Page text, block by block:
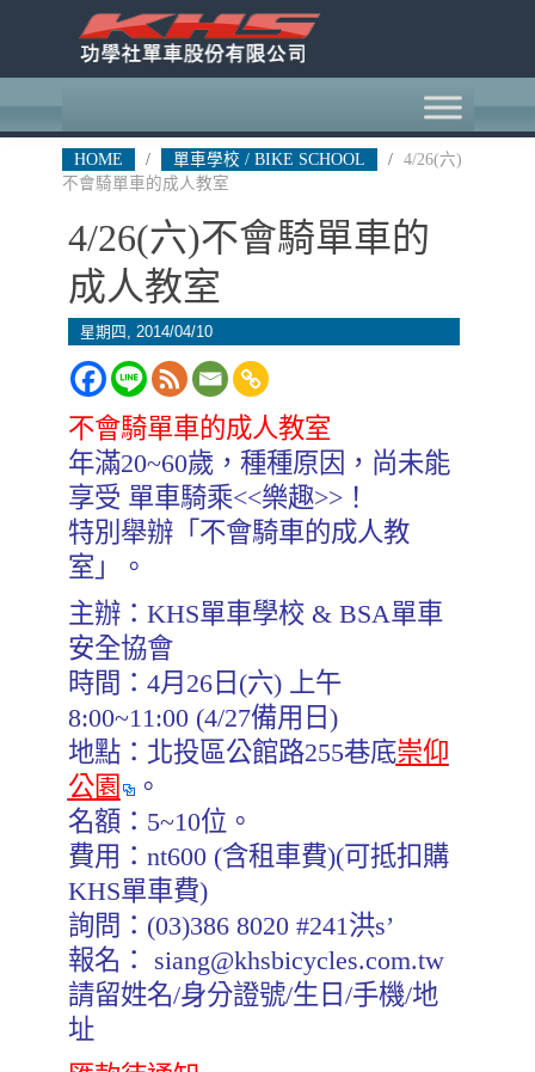
HOME / 單車學校 / BIKE SCHOOL /
4/26(六)
不會騎單車的成人教室
4/26(六)不會騎單車的
成人教室
星期四, 2014/04/10
不會騎單車的成人教室
年滿20~60歲，種種原因，尚未能
享受 單車騎乘<<樂趣>>！
特別舉辦「不會騎車的成人教
室」。
主辦：KHS單車學校 & BSA單車
安全協會
時間：4月26日(六) 上午
8:00~11:00 (4/27備用日)
地點：北投區公館路255巷底崇仰
公園
。
名額：5~10位。
費用：nt600 (含租車費)(可抵扣購
KHS單車費)
詢問：(03)386 8020 #241洪s’
報名： siang@khsbicycles.com.tw
請留姓名/身分證號/生日/手機/地
址